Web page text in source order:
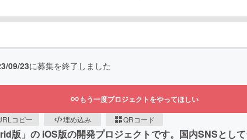
09/23に募集を終了しました
もう一度プロジェクトをやってほしい
コピー 埋め込み QRコード
版」の iOS版の開発プロジェクトです。国内SNSとし